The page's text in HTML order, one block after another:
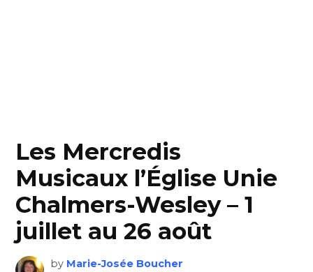
Les Mercredis
Musicaux l’Église Unie
Chalmers-Wesley – 1
juillet au 26 août
by Marie-Josée Boucher